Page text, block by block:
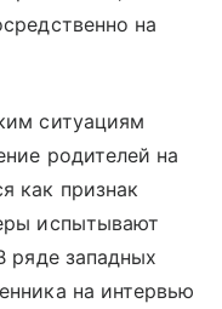
на
ситуациям
родителей на
как признак
испытывают
ряде западных
на интервью